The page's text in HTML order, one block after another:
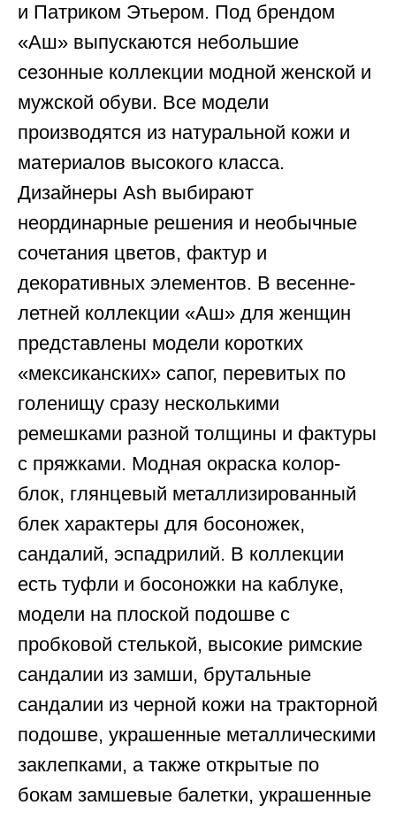
и Патриком Этьером. Под брендом
«Аш» выпускаются небольшие
сезонные коллекции модной женской и
мужской обуви. Все модели
производятся из натуральной кожи и
материалов высокого класса.
Дизайнеры Ash выбирают
неординарные решения и необычные
сочетания цветов, фактур и
декоративных элементов. В весенне-
летней коллекции «Аш» для женщин
представлены модели коротких
«мексиканских» сапог, перевитых по
голенищу сразу несколькими
ремешками разной толщины и фактуры
с пряжками. Модная окраска колор-
блок, глянцевый металлизированный
блек характеры для босоножек,
сандалий, эспадрилий. В коллекции
есть туфли и босоножки на каблуке,
модели на плоской подошве с
пробковой стелькой, высокие римские
сандалии из замши, брутальные
сандалии из черной кожи на тракторной
подошве, украшенные металлическими
заклепками, а также открытые по
бокам замшевые балетки, украшенные